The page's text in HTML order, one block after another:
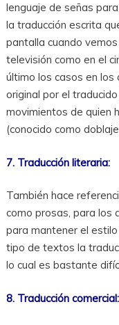
lenguaje de señas
la traducción escrita
pantalla cuando
televisión como en el
último los casos en los
original por el
movimientos de quien
(conocido como
7. Traducción literaria:
También hace
como prosas, para los
para mantener el
tipo de textos la
lo cual es bastante
8. Traducción comercial: